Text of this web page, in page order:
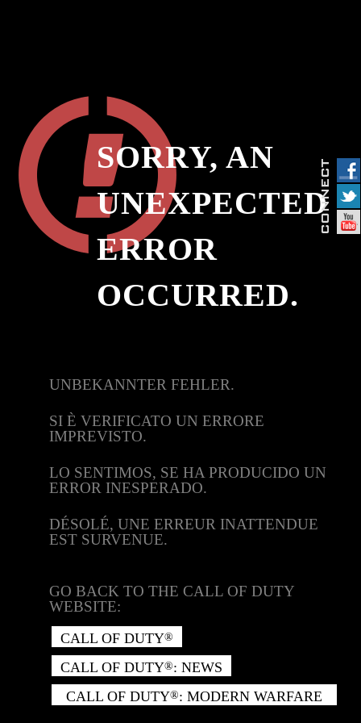
SORRY, AN
UNEXPECTED
ERROR
OCCURRED.
UNBEKANNTER FEHLER.
SI È VERIFICATO UN ERRORE
IMPREVISTO.
LO SENTIMOS, SE HA PRODUCIDO UN
ERROR INESPERADO.
DÉSOLÉ, UNE ERREUR INATTENDUE
EST SURVENUE.
GO BACK TO THE CALL OF DUTY
WEBSITE:
CALL OF DUTY®
CALL OF DUTY®: NEWS
CALL OF DUTY®: MODERN WARFARE